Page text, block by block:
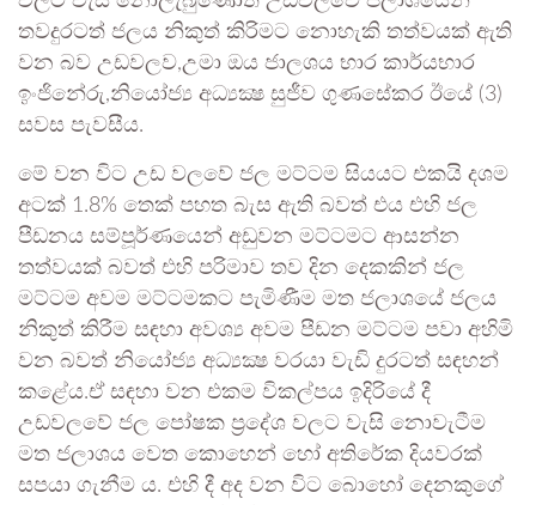
තවදුරටත් ජලය නිකුත් කිරිමට නොහැකි තත්වයක් ඇති
වන බව උඩවලව,උමා ඔය ජාලශය භාර කාර්යභාර
ඉංජිනේරු,නියෝජ්‍ය අධ්‍යක්‍ෂ සුජීව ගුණසේකර ඊයේ (3)
සවස පැවසීය.
මේ වන විට උඩ වලවේ ජල මට්ටම සියයට එකයි දශම
අටක් 1.8% තෙක් පහත බැස ඇති බවත් එය එහි ජල
පීඩනය සම්පූර්ණයෙන් අඩුවන මට්ටමට ආසන්න
තත්වයක් බවත් එහි පරිමාව තව දින දෙකකින් ජල
මට්ටම අවම මට්ටමකට පැමිණීම මත ජලාශයේ ජලය
නිකුත් කිරීම සඳහා අවශ්‍ය අවම පීඩන මට්ටම පවා අහිමි
වන බවත් නියෝජ්‍ය අධ්‍යක්‍ෂ වරයා වැඩි දුරටත් සඳහන්
කළේය.ඒ සඳහා වන එකම විකල්පය ඉදිරියේ දී
උඩවලවේ ජල පෝෂක ප්‍රදේශ වලට වැසි නොවැටීම
මත ජලාශය වෙත කොහෙන් හෝ අතිරේක දියවරක්
සපයා ගැනීම ය. එහි දී අද වන විට බොහෝ දෙනකුගේ